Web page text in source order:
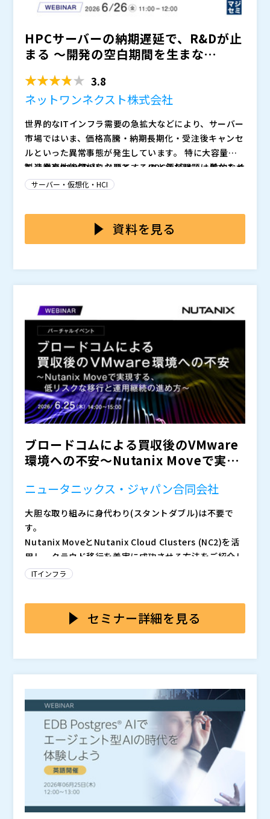
プグレードパスの考え方 ・検討を進めるための整理視
レード前後で起こりやすいトラブルと対処法 ・よくあ
る失敗パターンと回避策 EOLを単なる作業として捉え
討を前に進めるための視点を持ち帰っていただける内容
です。
い方は、ぜひご参加ください。
HPCサーバーの納期遅延で、R&Dが止
まる ～開発の空白期間を生まな
3.8
ネットワンネクスト株式会社
世界的なITインフラ需要の急拡大などにより、サーバー
市場ではいま、価格高騰・納期長期化・受注後キャンセ
ルといった異常事態が発生しています。 特に大容量メ
モリや高性能CPUを必要とするHPC領域は、一般的なサ
ーバー以上にその影響を大きく受けています。 ・予算
解析環境を用意できない
製造業やR&D領域において、このような問題は単なるイ
ンフラ更改の遅れでは済みません。 解析待ちやシミュ
購入するもの」という前提で調達計画を進めています
が、現状では納期も価格も読めません。 一方で、「と
では必ずしも容易ではありません。
ライセンスなど、HPC特有の要件を考慮する必要がある
ためです。
は決められない」「しかし研究開発は止められない」と
いう板挟みになり、 “ただ待つしかない”状態に陥って
いる企業が増加しています。
今求められているのは、理想の環境を待ち続けることで
はなく、“今すぐ必要な計算リソースをどう確保する
か”という現実的な視点です。
本セミナーでは、HPC調達難の背景と従来のアプローチ
（新品購入・クラウド活用）が抱える課題を整理したう
えで、R&Dを止めないための現実的な考え方をお伝えし
ます。
また、この考え方を活用し、短期間の調達とコスト低減
を実現しつつ、安心してHPC環境をご利用いただける
「マネージドHPCサービス Lite」をご紹介します。
・製造業・研究開発部門で、CAE解析やシミュレーショ
ン環境を運用している方 ・R&D向けHPC環境の増設・
化や価格高騰に課題を感じている方 ・クラウド活用も
検討しているが、自社に適した選択肢を整理したい方
・機器購入以外の、現実的なHPCリソース確保方法を知
りたい方
HPC調達難は、単なるインフラ問題ではなく、事業競争
力そのものに影響を及ぼす課題です。 本セミナーで
は、「最新機器を調達する」以外の選択肢も含め、短期
間でHPCリソースを確保するための考え方や判断軸を整
理します。 八方塞がりの状態から抜け出すためのヒン
ネットワンネクスト株式会社（）
SCSK株式会社（
※共催、協賛、協力、講演企業は将来的に追加、削除さ
れる可能性があります。
サーバー・仮想化・HCI
資料を見る
ブロードコムによる買収後のVMware
環境への不安〜Nutanix Moveで実現
ニュータニックス・ジャパン合同会社
大胆な取り組みに身代わり(スタントダブル)は不要で
す。
Nutanix MoveとNutanix Cloud Clusters (NC2)を活
用し、クラウド移行を着実に成功させる方法をご紹介し
ます。
画と、絶対的な精度が求められます。しかし、どんなに
綿密に練られた移行計画であっても、現在の激動の市場
各社によるAI処理能力の拡大競争は、世界のサプライチ
ェーンを逼迫し、調達コストを高騰させています。その
結果、ハードウェアの納期は数週間、場合によっては数
ヶ月単位で遅延しています。
さらに、地政学的リスクの台頭も無視できません。輸出
どこからアクセスできるか」というルールは、日々厳格
化しています。このような環境下、ITプロフェッショナ
ルに求められるのは、単に移行技術を極めることだけで
はありません。リアルタイムに変化する環境で臨機応変
に完璧なパフォーマンスを演じきることなのです。
では、次にとるべき「確実な一手」を、どう見極めれば
よいのでしょうか？
ハリウッドの伝説的なスタントマンでありスタントドラ
イバーでもあるコリー・ユーバンクス氏を迎えた、特別
なオンラインイベントにぜひご参加ください。『ワイル
ド・スピード』シリーズ3作のハイスピード・ハイリス
クなレース、『トランスフォーマー』シリーズの変身ア
ドベンチャー、『ミッション：インポッシブル2』の身
の毛もよだつようなミッションなど、数々の名作映画の
裏側にある、手に汗握るアクションシーンの舞台裏を明
かしていただきます。時速100km近くで重さ約19トン
大都市のストリートをドリフトで駆け抜け、大ケガを負
うことなくバイクをパワースライドさせ、悪のロボット
との銀河系をかけた戦いを率いる――そんなスタントのプロ
フェッショナルが培ってきた「リスク管理と極限の精
度」のノウハウ。それと全く同じレベルの精密さを、N
utanixの専門家がお客様のIT環境にどのように適用
命がけのアクションは映画に任せ、成功に向けてすべて
IT環境にマルチクラウドの柔軟性を取り入れる準備はで
ITインフラ
セミナー詳細を見る